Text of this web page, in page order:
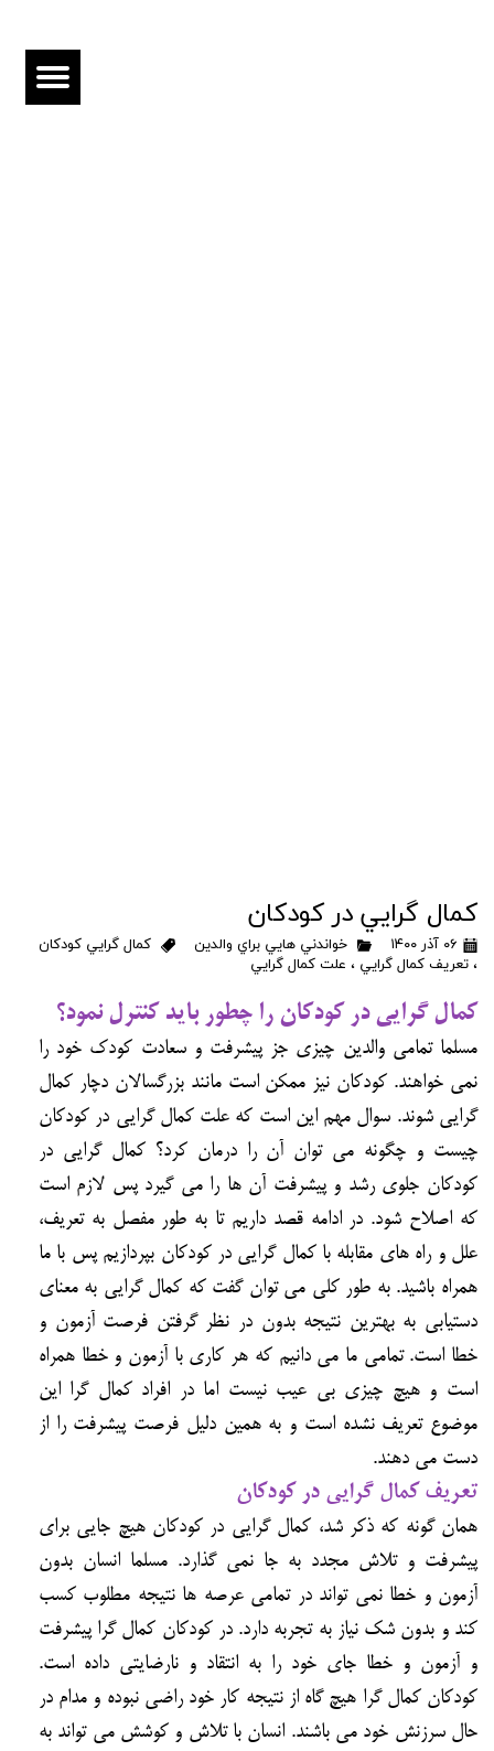
كمال گرايي در كودكان
۰۶ آذر ۱۴۰۰ خواندني هايي براي والدين
كمال گرايي كودكان
، تعريف كمال گرايي ، علت كمال گرايي
کمال گرایی در کودکان را چطور باید کنترل نمود؟
مسلما تمامی والدین چیزی جز پیشرفت و سعادت کودک خود را
نمی خواهند. کودکان نیز ممکن است مانند بزرگسالان دچار کمال
گرایی شوند. سوال مهم این است که علت کمال گرایی در کودکان
چیست و چگونه می توان آن را درمان کرد؟ کمال گرایی در
کودکان جلوی رشد و پیشرفت آن ها را می گیرد پس لازم است
که اصلاح شود. در ادامه قصد داریم تا به طور مفصل به تعریف،
علل و راه های مقابله با کمال گرایی در کودکان بپردازیم پس با ما
همراه باشید. به طور کلی می توان گفت که کمال گرایی به معنای
دستیابی به بهترین نتیجه بدون در نظر گرفتن فرصت آزمون و
خطا است. تمامی ما می دانیم که هر کاری با آزمون و خطا همراه
است و هیچ چیزی بی عیب نیست اما در افراد کمال گرا این
موضوع تعریف نشده است و به همین دلیل فرصت پیشرفت را از
دست می دهند.
تعریف کمال گرایی در کودکان
همان گونه که ذکر شد، کمال گرایی در کودکان هیچ جایی برای
پیشرفت و تلاش مجدد به جا نمی گذارد. مسلما انسان بدون
آزمون و خطا نمی تواند در تمامی عرصه ها نتیجه مطلوب کسب
کند و بدون شک نیاز به تجربه دارد. در کودکان کمال گرا پیشرفت
و آزمون و خطا جای خود را به انتقاد و نارضایتی داده است.
کودکان کمال گرا هیچ گاه از نتیجه کار خود راضی نبوده و مدام در
حال سرزنش خود می باشند. انسان با تلاش و کوشش می تواند به